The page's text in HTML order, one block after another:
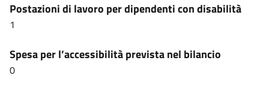
Postazioni di lavoro per dipendenti con disabilità
1
Spesa per l’accessibilità prevista nel bilancio
0